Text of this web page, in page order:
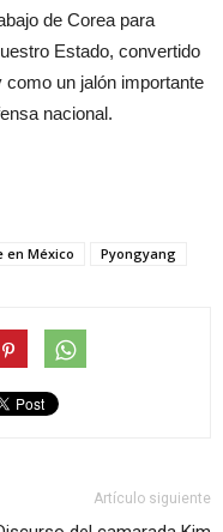
de Corea para
Estado, convertido
como un jalón importante
nacional.
en México Pyongyang
Artículo siguiente